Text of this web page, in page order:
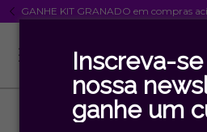
Inscreva-
nossa
ganhe um
GANHE KIT GRANADO em compras